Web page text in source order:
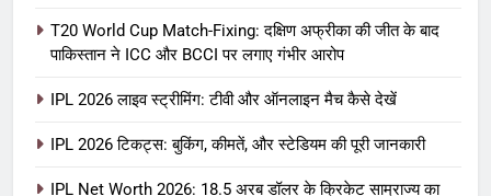
T20 World Cup Match-Fixing: दक्षिण अफ्रीका की जीत के बाद
पाकिस्तान ने ICC और BCCI पर लगाए गंभीर आरोप
IPL 2026 लाइव स्ट्रीमिंग: टीवी और ऑनलाइन मैच कैसे देखें
IPL 2026 टिकट्स: बुकिंग, कीमतें, और स्टेडियम की पूरी जानकारी
IPL Net Worth 2026: 18.5 अरब डॉलर के क्रिकेट साम्राज्य का